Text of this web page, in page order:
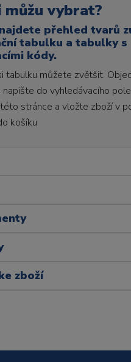
můžu vybrat?
přehled tvarů
tabulku a tabulky s
kódy.
tabulku můžete zvětšit.
napište do vyhledávacího
stránce a vložte zboží v
košíku
zboží